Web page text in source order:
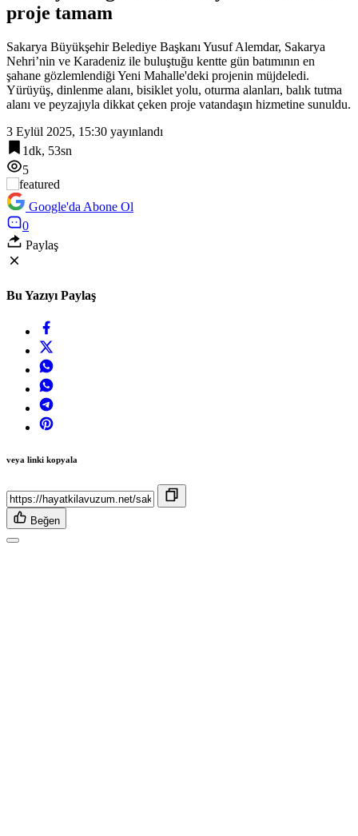
23:18
Cumhurbaşkanı Erdoğan, Suudi Arabistan yolcusu
proje tamam
Sakarya Büyükşehir Belediye Başkanı Yusuf Alemdar, Sakarya
Nehri’nin ve Karadeniz ile buluştuğu kentte gün batımının en
şahane gözlemlendiği Yeni Mahalle'deki projenin müjdeledi.
Yürüyüş, dinlenme alanı, bisiklet yolu, oturma alanları, balık tutma
alanı ve peyzajıyla dikkat çeken proje vatandaşın hizmetine sunuldu.
3 Eylül 2025, 15:30 yayınlandı
1dk, 53sn
5
Google'da Abone Ol
0
Paylaş
Bu Yazıyı Paylaş
veya linki kopyala
Beğen